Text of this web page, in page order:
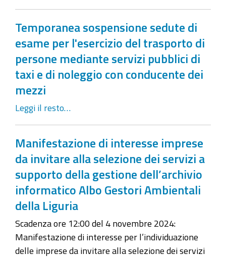
Temporanea sospensione sedute di
esame per l'esercizio del trasporto di
persone mediante servizi pubblici di
taxi e di noleggio con conducente dei
mezzi
Leggi il resto…
Manifestazione di interesse imprese
da invitare alla selezione dei servizi a
supporto della gestione dell’archivio
informatico Albo Gestori Ambientali
della Liguria
Scadenza ore 12:00 del 4 novembre 2024:
Manifestazione di interesse per l’individuazione
delle imprese da invitare alla selezione dei servizi